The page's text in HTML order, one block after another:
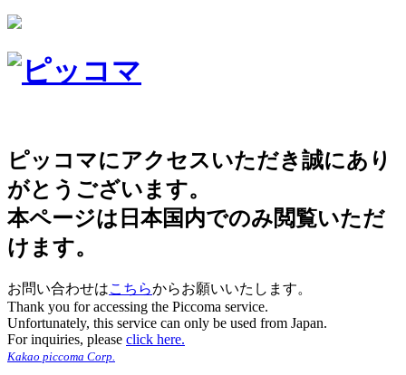
ピッコマにアクセスいただき誠にあり
がとうございます。
本ページは日本国内でのみ閲覧いただ
けます。
お問い合わせはこちらからお願いいたします。
Thank you for accessing the Piccoma service.
Unfortunately, this service can only be used from Japan.
For inquiries, please click here.
Kakao piccoma Corp.